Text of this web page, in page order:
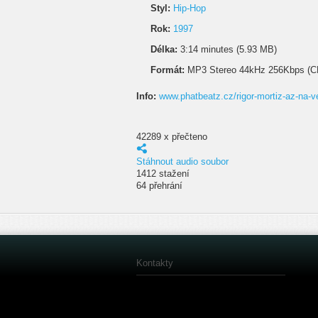
Styl: Hip-Hop
Rok: 1997
Délka: 3:14 minutes (5.93 MB)
Formát: MP3 Stereo 44kHz 256Kbps
Info: www.phatbeatz.cz/rigor-mortiz-az-na-
42289 x přečteno
Stáhnout audio soubor
1412 stažení
64 přehrání
Kontakty